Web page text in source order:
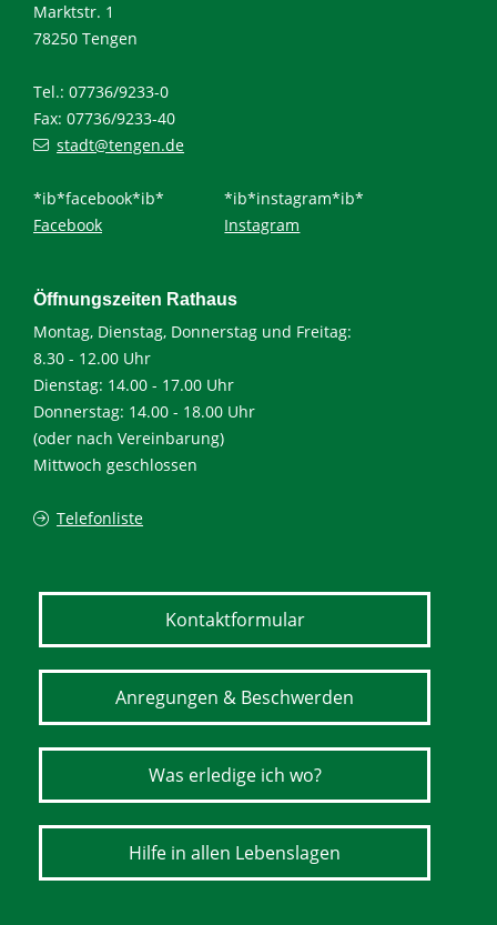
Marktstr. 1
78250 Tengen
Tel.: 07736/9233-0
Fax: 07736/9233-40
stadt@tengen.de
*ib*facebook*ib*
Facebook
*ib*instagram*ib*
Instagram
Öffnungszeiten Rathaus
Montag, Dienstag, Donnerstag und Freitag:
8.30 - 12.00 Uhr
Dienstag: 14.00 - 17.00 Uhr
Donnerstag: 14.00 - 18.00 Uhr
(oder nach Vereinbarung)
Mittwoch geschlossen
Telefonliste
Kontaktformular
Anregungen & Beschwerden
Was erledige ich wo?
Hilfe in allen Lebenslagen